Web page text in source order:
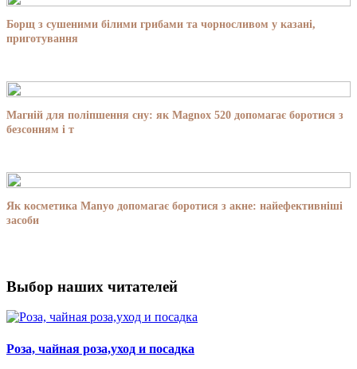
Борщ з сушеними білими грибами та чорносливом у казані,
приготування
Магній для поліпшення сну: як Magnox 520 допомагає боротися з
безсонням і т
Як косметика Manyo допомагає боротися з акне: найефективніші
засоби
Выбор наших читателей
Роза, чайная роза,уход и посадка